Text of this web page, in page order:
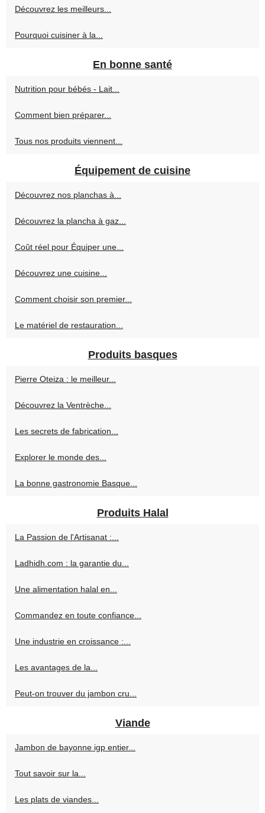
Découvrez les meilleurs...
Pourquoi cuisiner à la...
En bonne santé
Nutrition pour bébés - Lait...
Comment bien préparer...
Tous nos produits viennent...
Équipement de cuisine
Découvrez nos planchas à...
Découvrez la plancha à gaz...
Coût réel pour Équiper une...
Découvrez une cuisine...
Comment choisir son premier...
Le matériel de restauration...
Produits basques
Pierre Oteiza : le meilleur...
Découvrez la Ventrèche...
Les secrets de fabrication...
Explorer le monde des...
La bonne gastronomie Basque...
Produits Halal
La Passion de l'Artisanat :...
Ladhidh.com : la garantie du...
Une alimentation halal en...
Commandez en toute confiance...
Une industrie en croissance :...
Les avantages de la...
Peut-on trouver du jambon cru...
Viande
Jambon de bayonne igp entier...
Tout savoir sur la...
Les plats de viandes...